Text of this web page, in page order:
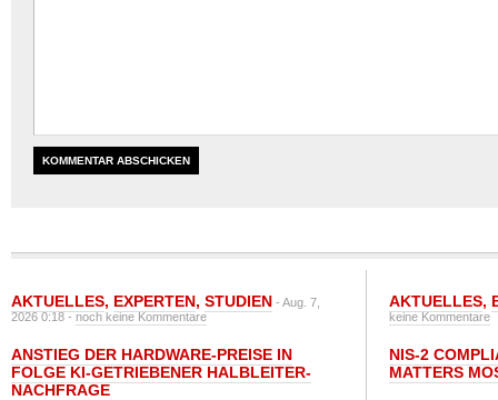
AKTUELLES, EXPERTEN, STUDIEN - Aug. 7,
2026 0:18 -noch keine Kommentare
ANSTIEG DER HARDWARE-PREISE IN
FOLGE KI-GETRIEBENER HALBLEITER-
NACHFRAGE
AKTUELLES,
keine Kommentare
NIS-2
MATTERS